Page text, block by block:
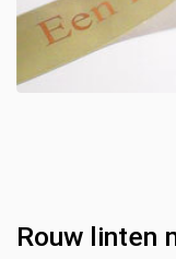
Rouw linten